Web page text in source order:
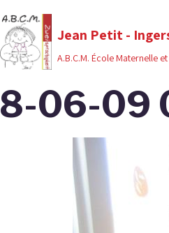
Jean Petit -
A.B.C.M. École Maternelle
8-06-09